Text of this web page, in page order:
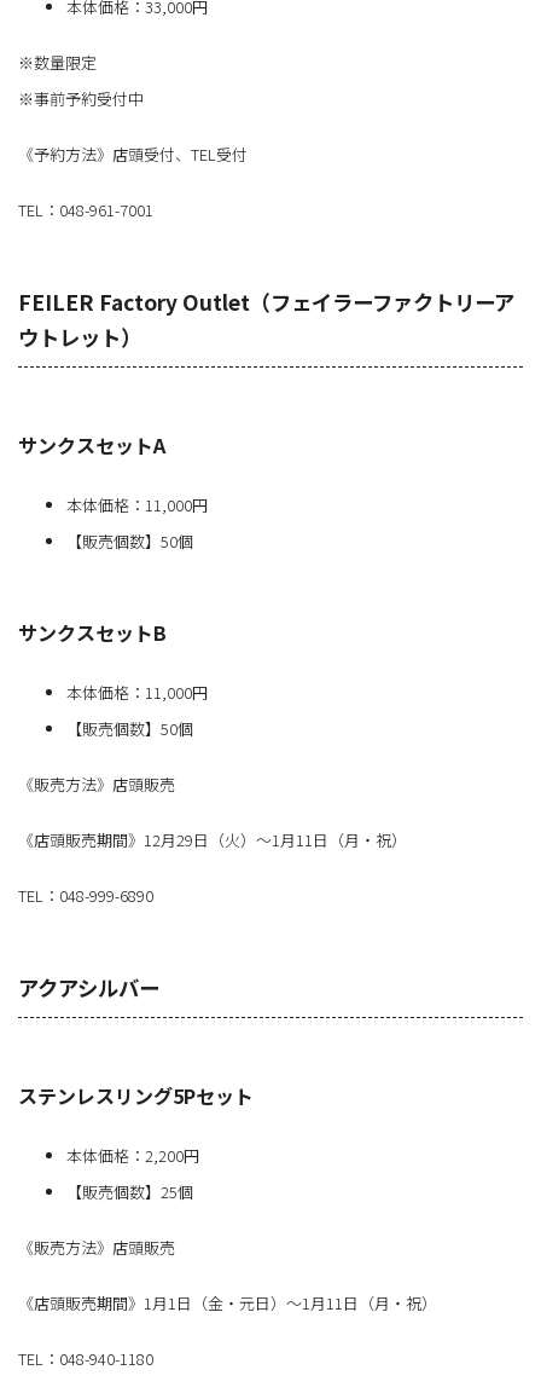
本体価格：33,000円
※数量限定
※事前予約受付中
《予約方法》店頭受付、TEL受付
TEL：048-961-7001
FEILER Factory Outlet（フェイラーファクトリーア
ウトレット）
サンクスセットA
本体価格：11,000円
【販売個数】50個
サンクスセットB
本体価格：11,000円
【販売個数】50個
《販売方法》店頭販売
《店頭販売期間》12月29日（火）～1月11日（月・祝）
TEL：048-999-6890
アクアシルバー
ステンレスリング5Pセット
本体価格：2,200円
【販売個数】25個
《販売方法》店頭販売
《店頭販売期間》1月1日（金・元日）～1月11日（月・祝）
TEL：048-940-1180